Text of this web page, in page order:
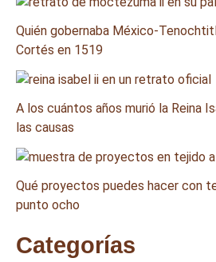
Quién gobernaba México-
Cortés en 1519
A los cuántos años murió la Reina
las causas
Qué proyectos puedes hacer con
punto ocho
Categorías